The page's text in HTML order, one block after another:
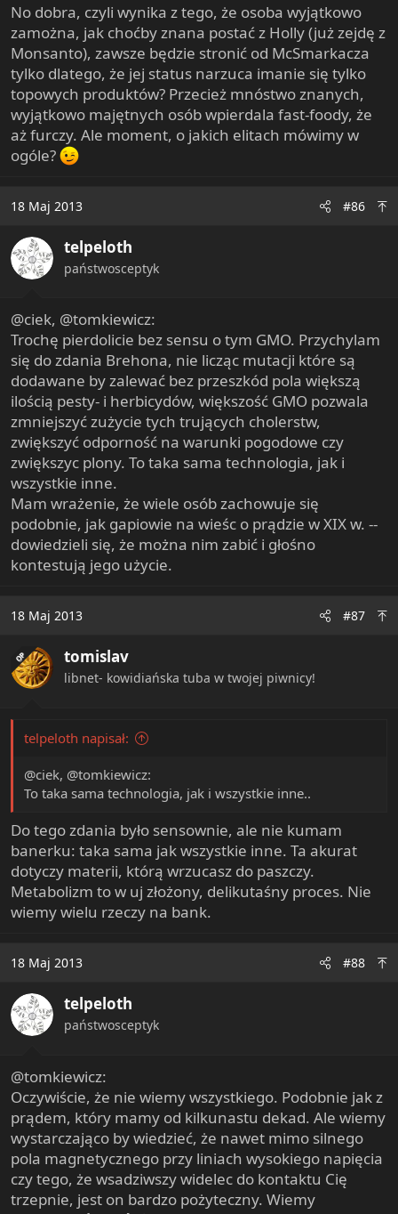
No dobra, czyli wynika z tego, że osoba wyjątkowo
zamożna, jak choćby znana postać z Holly (już zejdę z
Monsanto), zawsze będzie stronić od McSmarkacza
tylko dlatego, że jej status narzuca imanie się tylko
topowych produktów? Przecież mnóstwo znanych,
wyjątkowo majętnych osób wpierdala fast-foody, że
aż furczy. Ale moment, o jakich elitach mówimy w
ogóle?
18 Maj 2013 #86
telpeloth
państwosceptyk
@ciek, @tomkiewicz:
Trochę pierdolicie bez sensu o tym GMO. Przychylam
się do zdania Brehona, nie licząc mutacji które są
dodawane by zalewać bez przeszkód pola większą
ilością pesty- i herbicydów, większość GMO pozwala
zmniejszyć zużycie tych trujących cholerstw,
zwiększyć odporność na warunki pogodowe czy
zwiększyc plony. To taka sama technologia, jak i
wszystkie inne.
Mam wrażenie, że wiele osób zachowuje się
podobnie, jak gapiowie na wieśc o prądzie w XIX w. --
dowiedzieli się, że można nim zabić i głośno
kontestują jego użycie.
18 Maj 2013 #87
OP tomislav
libnet- kowidiańska tuba w twojej piwnicy!
telpeloth napisał:
@ciek, @tomkiewicz:
To taka sama technologia, jak i wszystkie inne..
Do tego zdania było sensownie, ale nie kumam
banerku: taka sama jak wszystkie inne. Ta akurat
dotyczy materii, którą wrzucasz do paszczy.
Metabolizm to w uj złożony, delikutaśny proces. Nie
wiemy wielu rzeczy na bank.
18 Maj 2013 #88
telpeloth
państwosceptyk
@tomkiewicz:
Oczywiście, że nie wiemy wszystkiego. Podobnie jak z
prądem, który mamy od kilkunastu dekad. Ale wiemy
wystarczająco by wiedzieć, że nawet mimo silnego
pola magnetycznego przy liniach wysokiego napięcia
czy tego, że wsadziwszy widelec do kontaktu Cię
trzepnie, jest on bardzo pożyteczny. Wiemy